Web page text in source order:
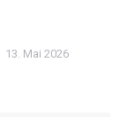
13. Mai 2026